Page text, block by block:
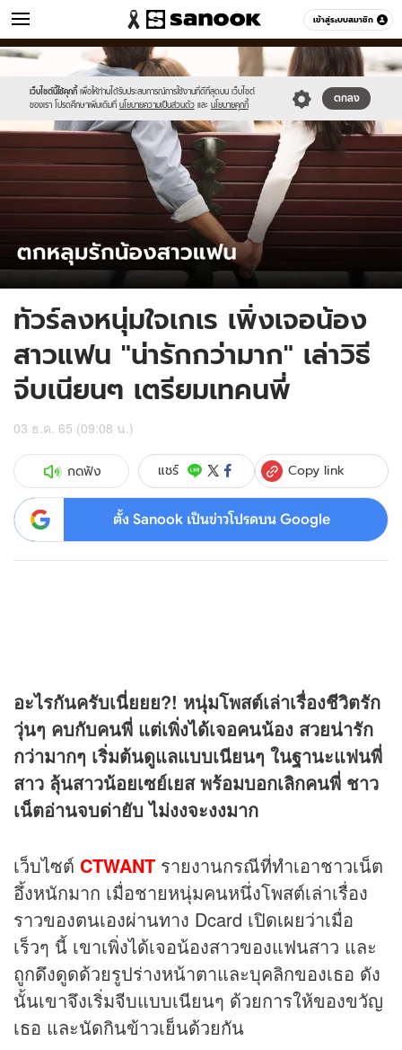
เข้าสู่ระบบสมาชิก
ข่าว หมวดอื่นๆ
เว็บไซต์นี้ใช้คุกกี้ เพื่อให้ท่านได้รับประสบการณ์การใช้งานที่ดีที่สุดบน เว็บไซต์
ของเรา โปรดศึกษาเพิ่มเติมที่ นโยบายความเป็นส่วนตัว และ นโยบายคุกกี้
ตกลง
Sanook
//s.isanook.com/sr/0/images/logo-
sanook.png
600
60
//s.isanook.com/ns/0/ud/1733/8666742/995000.jpg
ทัวร์ลงหนุ่มใจเกเร เพิ่งเจอน้อง
สาวแฟน "น่ารักกว่ามาก" เล่าวิธี
จีบเนียนๆ เตรียมเทคนพี่
03 ธ.ค. 65 (09:08 น.)
กดฟัง แชร์ Copy link
ตั้ง Sanook เป็นข่าวโปรดบน Google
อะไรกันครับเนี่ยยย?! หนุ่มโพสต์เล่าเรื่องชีวิตรัก
วุ่นๆ คบกับคนพี่ แต่เพิ่งได้เจอคนน้อง สวยน่ารัก
กว่ามากๆ เริ่มต้นดูแลแบบเนียนๆ ในฐานะแฟนพี่
สาว ลุ้นสาวน้อยเซย์เยส พร้อมบอกเลิกคนพี่ ชาว
เน็ตอ่านจบด่ายับ ไม่งงจะงงมาก
เว็บไซต์ CTWANT รายงานกรณีที่ทำเอาชาวเน็ต
อึ้งหนักมาก เมื่อชายหนุ่มคนหนึ่งโพสต์เล่าเรื่อง
ราวของตนเองผ่านทาง Dcard เปิดเผยว่าเมื่อ
เร็วๆ นี้ เขาเพิ่งได้เจอน้องสาวของแฟนสาว และ
ถูกดึงดูดด้วยรูปร่างหน้าตาและบุคลิกของเธอ ดัง
นั้นเขาจึงเริ่มจีบแบบเนียนๆ ด้วยการให้ของขวัญ
เธอ และนัดกินข้าวเย็นด้วยกัน